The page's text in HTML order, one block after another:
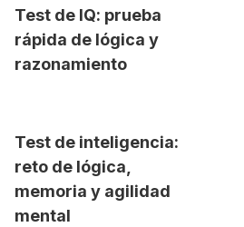
Test de IQ: prueba
rápida de lógica y
razonamiento
Test de inteligencia:
reto de lógica,
memoria y agilidad
mental